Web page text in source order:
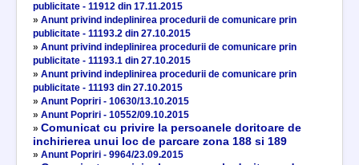
publicitate - 11912 din 17.11.2015
» Anunt privind indeplinirea procedurii de comunicare prin
publicitate - 11193.2 din 27.10.2015
» Anunt privind indeplinirea procedurii de comunicare prin
publicitate - 11193.1 din 27.10.2015
» Anunt privind indeplinirea procedurii de comunicare prin
publicitate - 11193 din 27.10.2015
» Anunt Popriri - 10630/13.10.2015
» Anunt Popriri - 10552/09.10.2015
» Comunicat cu privire la persoanele doritoare de
inchirierea unui loc de parcare zona 188 si 189
» Anunt Popriri - 9964/23.09.2015